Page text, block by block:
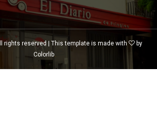
rights reserved | This template is made with
by
Colorlib